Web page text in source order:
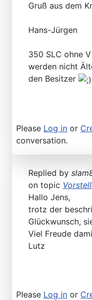
Gruß aus dem
Hans-Jürgen
350 SLC ohne
werden nicht
den Besitzer
Please Log in or
conversation.
Replied by
on topic
Hallo Jens,
trotz der
Glückwunsch,
Viel Freude
Lutz
Please Log in or